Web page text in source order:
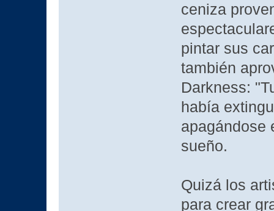
ceniza
pintar sus
también
Darkness:
había
apagándose
sueño.
Quizá los
para crear